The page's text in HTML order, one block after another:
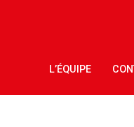
L’ÉQUIPE